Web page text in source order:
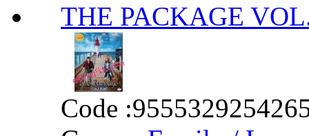
THE PACKAGE
Code :